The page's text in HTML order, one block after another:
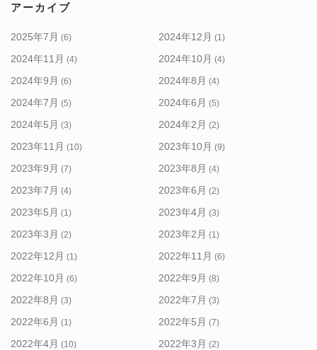
ー
アーカイブ
2025年7月 (6) 2024年12月 (1)
2024年11月 (4) 2024年10月 (4)
2024年9月 (6) 2024年8月 (4)
2024年7月 (5) 2024年6月 (5)
2024年5月 (3) 2024年2月 (2)
2023年11月 (10) 2023年10月 (9)
2023年9月 (7) 2023年8月 (4)
2023年7月 (4) 2023年6月 (2)
2023年5月 (1) 2023年4月 (3)
2023年3月 (2) 2023年2月 (1)
2022年12月 (1) 2022年11月 (6)
2022年10月 (6) 2022年9月 (8)
2022年8月 (3) 2022年7月 (3)
2022年6月 (1) 2022年5月 (7)
2022年4月 (10) 2022年3月 (2)